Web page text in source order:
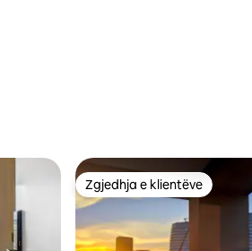
Zgjedhja e klientëve
Zgjedhja e klientëve